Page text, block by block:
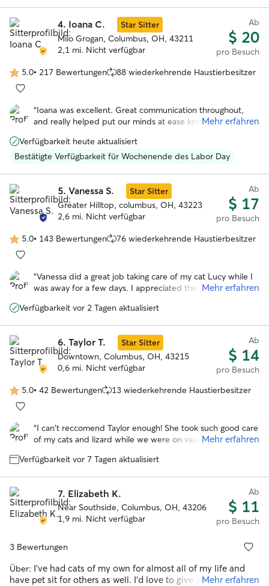
4. Ioana C.
Star Sitter
Milo Grogan, Columbus, OH, 43211
2,1 mi. Nicht verfügbar
Ab
$ 20
pro Besuch
5.0
von
Sternen
5.0• 217 Bewertungen 88 wiederkehrende Haustierbesitzer
“Ioana was excellent. Great communication throughout,
and really helped put our minds at ease knowing someone
Mehr erfahren
Verfügbarkeit heute aktualisiert
Bestätigte Verfügbarkeit für Wochenende des Labor Day
5. Vanessa S.
Star Sitter
Greater Hilltop, columbus, OH, 43223
2,6 mi. Nicht verfügbar
Ab
$ 17
pro Besuch
5.0
von
Sternen
5.0• 143 Bewertungen 76 wiederkehrende Haustierbesitzer
“Vanessa did a great job taking care of my cat Lucy while I
was away for a few days. I appreciated the pictures she
parents.”
Mehr erfahren
Verfügbarkeit vor 2 Tagen aktualisiert
6. Taylor T.
Star Sitter
Downtown, Columbus, OH, 43215
0,6 mi. Nicht verfügbar
Ab
$ 14
pro Besuch
5.0
von
Sternen
5.0• 42 Bewertungen 13 wiederkehrende Haustierbesitzer
“I can't reccomend Taylor enough! She took such good care
of my cats and lizard while we were on vacation for a
clear to me that Taylor made them all feel so safe and
too! Great communication, punctual, flexible (thank you
again for feeding and keeping an eye on our bearded
dragon!), and just all around a wonderful sitter who we will
home and with my pets any day. Thank you Taylor!
Mehr erfahren
Verfügbarkeit vor 7 Tagen aktualisiert
7. Elizabeth K.
Near Southside, Columbus, OH, 43206
1,9 mi. Nicht verfügbar
Ab
$ 11
pro Besuch
3 Bewertungen
Über: I’ve had cats of my own for almost all of my life and
have pet sit for others as well. I’d love to give your cat the
Mehr erfahren